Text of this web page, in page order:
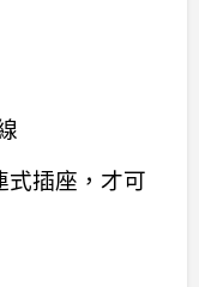
插座，才可